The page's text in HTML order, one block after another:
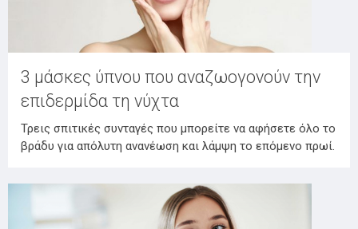
3 μάσκες ύπνου που αναζωογονούν την
επιδερμίδα τη νύχτα
Τρεις σπιτικές συνταγές που μπορείτε να αφήσετε όλο το
βράδυ για απόλυτη ανανέωση και λάμψη το επόμενο πρωί.